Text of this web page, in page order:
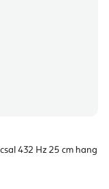
432 Hz 25 cm hang